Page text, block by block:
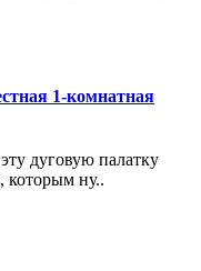
1-комнатная
дуговую палатку
которым ну..